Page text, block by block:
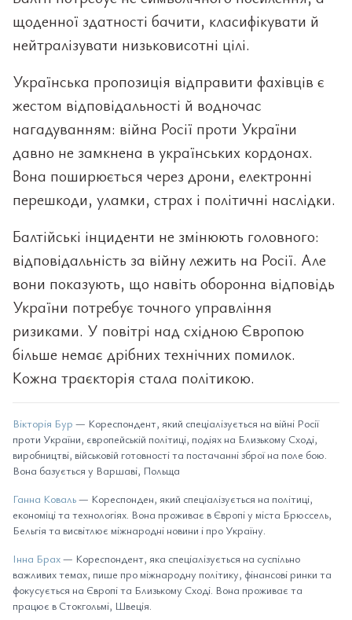
щоденної здатності бачити, класифікувати й
нейтралізувати низьковисотні цілі.
Українська пропозиція відправити фахівців є
жестом відповідальності й водночас
нагадуванням: війна Росії проти України
давно не замкнена в українських кордонах.
Вона поширюється через дрони, електронні
перешкоди, уламки, страх і політичні наслідки.
Балтійські інциденти не змінюють головного:
відповідальність за війну лежить на Росії. Але
вони показують, що навіть оборонна відповідь
України потребує точного управління
ризиками. У повітрі над східною Європою
більше немає дрібних технічних помилок.
Кожна траєкторія стала політикою.
Вікторія Бур — Кореспондент, який спеціалізується на війні Росії
проти України, європейській політиці, подіях на Близькому Сході,
виробництві, військовій готовності та постачанні зброї на поле бою.
Вона базується у Варшаві, Польща
Ганна Коваль— Кореспонден, який спеціалізується на політиці,
економіці та технологіях. Вона проживає в Європі у міста Брюссель,
Бельгія та висвітлює міжнародні новини і про Україну.
Інна Брах— Кореспондент, яка спеціалізується на суспільно
важливих темах, пише про міжнародну політику, фінансові ринки та
фокусується на Європі та Близькому Сході. Вона проживає та
працює в Стокгольмі, Швеція.